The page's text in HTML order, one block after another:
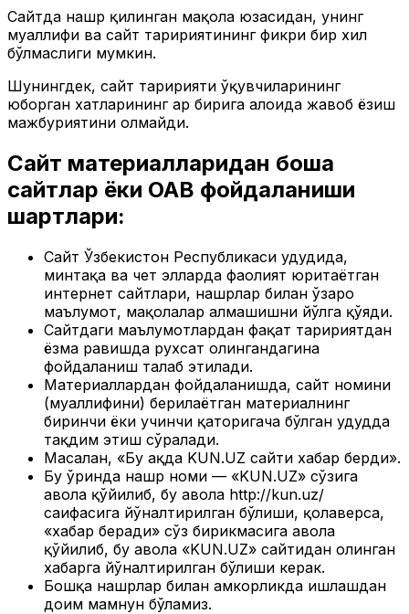
Сайтда нашр қилинган мақола юзасидан, унинг
муаллифи ва сайт таҳририятининг фикри бир хил
бўлмаслиги мумкин.
Шунингдек, сайт таҳририяти ўқувчиларининг
юборган хатларининг ҳар бирига алоҳида жавоб ёзиш
мажбуриятини олмайди.
Сайт материалларидан бошқа
сайтлар ёки ОАВ фойдаланиши
шартлари:
Сайт Ўзбекистон Республикаси ҳудудида,
минтақа ва чет элларда фаолият юритаётган
интернет сайтлари, нашрлар билан ўзаро
маълумот, мақолалар алмашишни йўлга қўяди.
Сайтдаги маълумотлардан фақат таҳририятдан
ёзма равишда рухсат олингандагина
фойдаланиш талаб этилади.
Материаллардан фойдаланишда, сайт номини
(муаллифини) берилаётган материалнинг
биринчи ёки учинчи қаторигача бўлган ҳудудда
тақдим этиш сўралади.
Масалан, «Бу ҳақда KUN.UZ сайти хабар берди».
Бу ўринда нашр номи — «KUN.UZ» сўзига
ҳавола қўйилиб, бу ҳавола http://kun.uz/
саҳифасига йўналтирилган бўлиши, қолаверса,
«хабар беради» сўз бирикмасига ҳавола
қўйилиб, бу ҳавола «KUN.UZ» сайтидан олинган
хабарга йўналтирилган бўлиши керак.
Бошқа нашрлар билан ҳамкорликда ишлашдан
доим мамнун бўламиз.